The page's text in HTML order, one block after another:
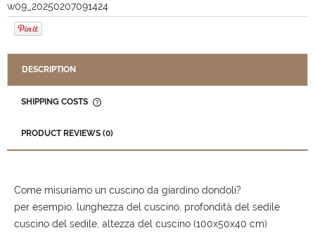
w09_20250207091424
DESCRIPTION
SHIPPING COSTS
PRODUCT REVIEWS (0)
Come misuriamo un cuscino da giardino dondoli?
per esempio. lunghezza del cuscino, profondità del sedile
cuscino del sedile, altezza del cuscino (100x50x40 cm)